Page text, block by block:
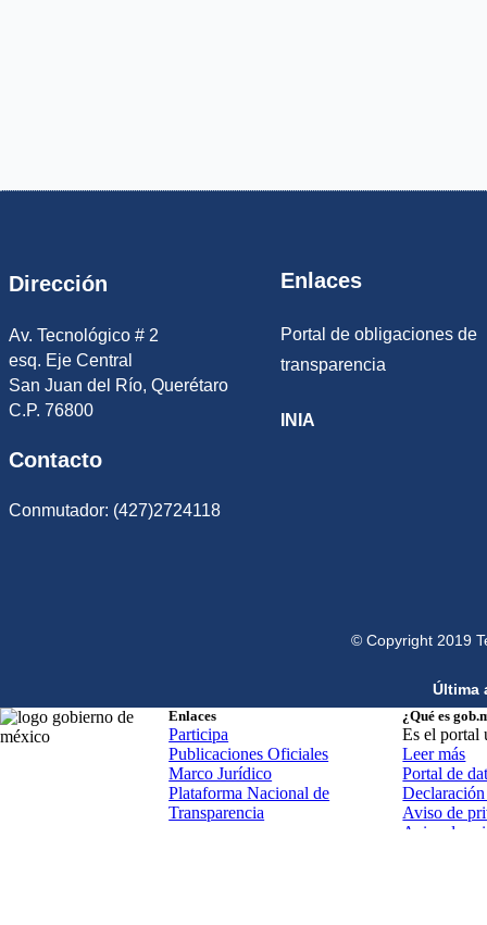
Dirección
Av. Tecnológico # 2
esq. Eje Central
San Juan del Río, Querétaro
C.P. 76800
Contacto
Conmutador: (427)2724118
Enlaces
Portal de obligaciones de
transparencia
INIA
© Copyright 2019
Última
Enlaces
Participa
Publicaciones Oficiales
Marco Jurídico
Plataforma Nacional de
Transparencia
¿Qué es
Es el portal
Leer más
Portal de
Aviso de
Aviso de